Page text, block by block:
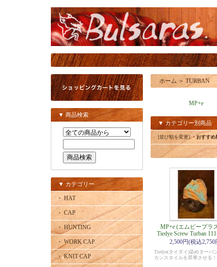
▼ 商品検索
▼ カテゴリー
・ HAT
・ CAP
・ HUNTING
・ WORK CAP
・ KNIT CAP
ホーム ＞ TURBAN
MP+e
▼ カテゴリー別商品
[並び順を変更]・おすすめ
MP+e (エムピープラ
Tiedye Screw Turban
2,500円(税込2,750
Tiedye(タイダイ)染めターバ
カンスタイルを昇華させる！